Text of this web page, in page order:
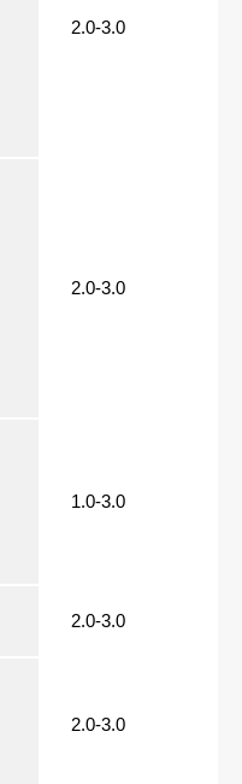
2.0-3.0
2.0-3.0
1.0-3.0
2.0-3.0
2.0-3.0